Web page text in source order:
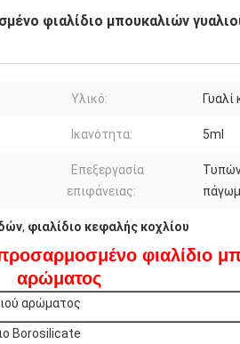
φιαλίδιο μπουκαλιών
Υλικό: Γυαλί
Ικανότητα: 5ml
Επεξεργασία
επιφάνειας:
, φιαλίδιο κεφαλής κοχλίου
φιαλίδιο
αρώματος
αρώματος
Borosilicate